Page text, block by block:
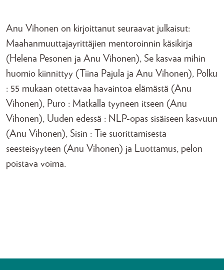
Anu Vihonen on kirjoittanut seuraavat julkaisut:
Maahanmuuttajayrittäjien mentoroinnin käsikirja
(Helena Pesonen ja Anu Vihonen), Se kasvaa mihin
huomio kiinnittyy (Tiina Pajula ja Anu Vihonen), Polku
: 55 mukaan otettavaa havaintoa elämästä (Anu
Vihonen), Puro : Matkalla tyyneen itseen (Anu
Vihonen), Uuden edessä : NLP-opas sisäiseen kasvuun
(Anu Vihonen), Sisin : Tie suorittamisesta
seesteisyyteen (Anu Vihonen) ja Luottamus, pelon
poistava voima.